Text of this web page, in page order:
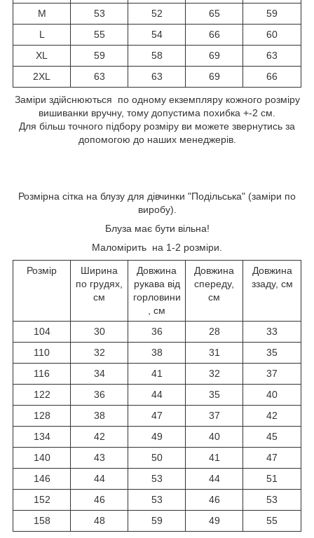
M
53 52 65
59
L
55 54 66
60
XL
59 58 69
63
2XL
63 63 69 66
Заміри здійснюються по одному екземпляру кожного розміру
вишиванки вручну, тому допустима похибка +-2 см.
Для більш точного підбору розміру ви можете звернутись за
допомогою до наших менеджерів.
Розмірна сітка на блузу для дівчинки "Подільська" (заміри по
виробу).
Блуза має бути вільна!
Маломірить на 1-2 розміри.
Розмір
Ширина
по грудях,
см
Довжина
рукава від
горловини
, см
Довжина
спереду,
см
Довжина
ззаду, см
104 30 36 28
33
110
32 38 31
35
116
34 41 32
37
122
36 44 35
40
128
38 47 37
42
134
42 49 40
45
140
43 50 41
47
146
44 53 44
51
152
46 53 46
53
158
48 59 49 55